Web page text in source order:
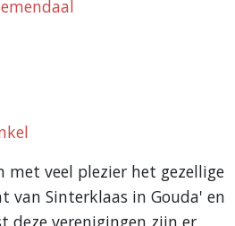
met veel plezier het gezellige
van Sinterklaas in Gouda' en